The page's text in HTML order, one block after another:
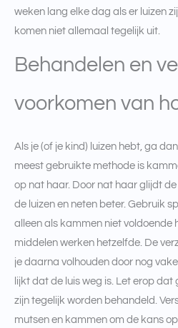
weken lang elke dag als er luizen
komen niet allemaal tegelijk uit.
Behandelen en
voorkomen van
Als je (of je kind) luizen hebt, ga
meest gebruikte methode is
op nat haar. Door nat haar glijdt
de luizen en neten beter. Gebruik
alleen als kammen niet voldoende
middelen werken hetzelfde. De
je daarna volhouden door nog
lijkt dat de luis weg is. Let erop
zijn tegelijk worden behandeld.
mutsen en kammen om de kans